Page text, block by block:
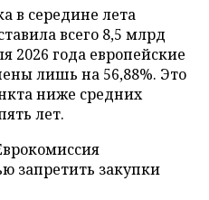
в середине лета
всего 8,5 млрд
2026 года европейские
лишь на 56,88%. Это
ниже средних
лет.
запретить закупки